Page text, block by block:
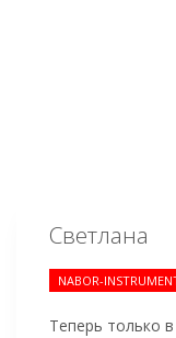
Светлана
NABOR-
Теперь только